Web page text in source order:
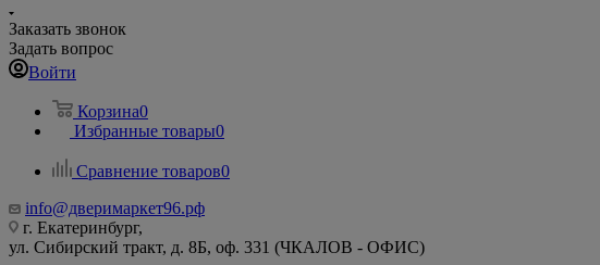
Заказать звонок
Задать вопрос
Войти
Корзина0
Избранные товары0
Сравнение товаров0
info@дверимаркет96.рф
г. Екатеринбург,
ул. Сибирский тракт, д. 8Б, оф. 331 (ЧКАЛОВ - ОФИС)